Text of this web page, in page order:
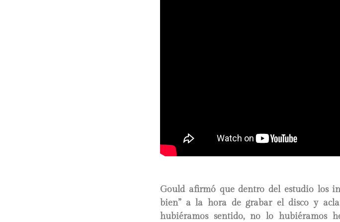
Gould afirmó que dentro del estudio los
bien” a la hora de grabar el disco y
hubiéramos sentido, no lo hubiéramos